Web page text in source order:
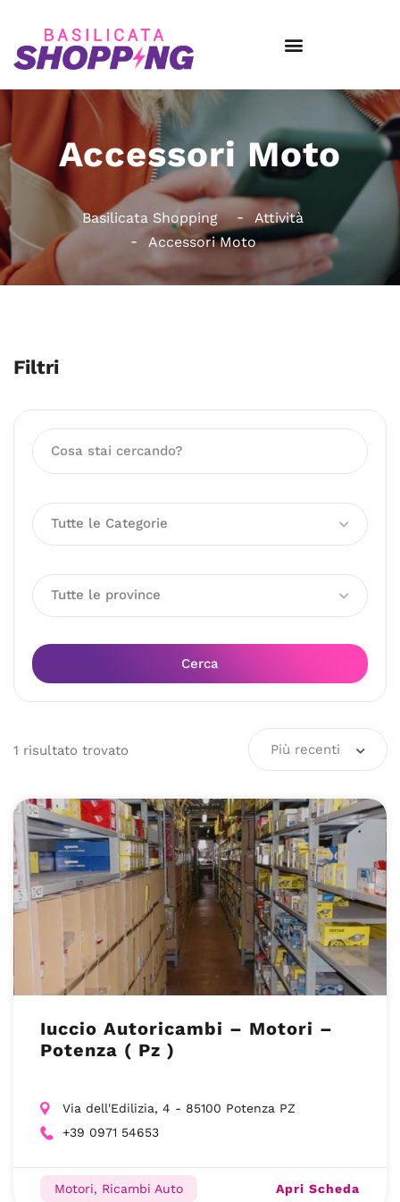
Accessori Moto
Basilicata Shopping
Attività
Accessori Moto
Filtri
Tutte le Categorie
Tutte le province
Cerca
1 risultato trovato Più recenti
Iuccio Autoricambi – Motori –
Potenza ( Pz )
Via dell'Edilizia, 4 - 85100 Potenza PZ
+39 0971 54653
Motori, Ricambi Auto Apri Scheda